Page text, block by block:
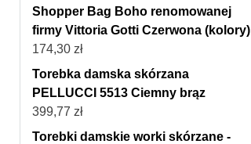
Shopper Bag Boho renomowanej
firmy Vittoria Gotti Czerwona (kolory)
174,30 zł
Torebka damska skórzana
PELLUCCI 5513 Ciemny brąz
399,77 zł
Torebki damskie worki skórzane -